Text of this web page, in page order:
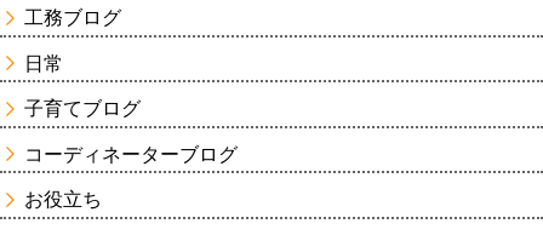
工務ブログ
日常
子育てブログ
コーディネーターブログ
お役立ち